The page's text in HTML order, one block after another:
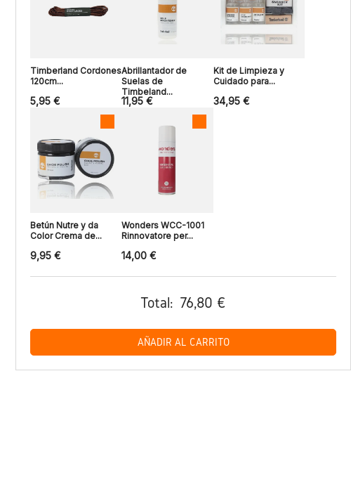
Timberland Cordones
120cm...
5,95 €
Abrillantador de
Suelas de
Timbeland...
11,95 €
Kit de Limpieza y
Cuidado para...
34,95 €
Betún Nutre y da
Color Crema de...
9,95 €
Wonders WCC-1001
Rinnovatore per...
14,00 €
Total: 76,80 €
AÑADIR AL CARRITO